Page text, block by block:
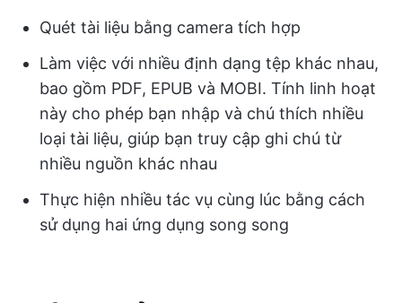
Quét tài liệu bằng camera tích hợp
Làm việc với nhiều định dạng tệp khác nhau,
bao gồm PDF, EPUB và MOBI. Tính linh hoạt
này cho phép bạn nhập và chú thích nhiều
loại tài liệu, giúp bạn truy cập ghi chú từ
nhiều nguồn khác nhau
Thực hiện nhiều tác vụ cùng lúc bằng cách
sử dụng hai ứng dụng song song